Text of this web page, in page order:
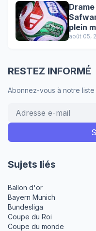
plein
août 05,
RESTEZ INFORMÉ
Abonnez-vous à notre
Sujets liés
Ballon d'or
Bayern Munich
Bundesliga
Coupe du Roi
Coupe du monde